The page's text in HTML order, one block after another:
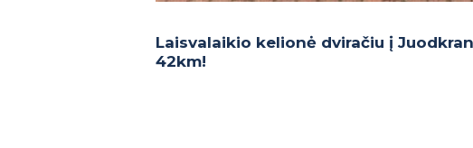
Laisvalaikio kelionė dviračiu į
42km!